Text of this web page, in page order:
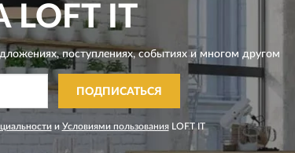
LOFT IT
поступлениях, событиях и многом другом
ПОДПИСАТЬСЯ
и Условиями пользования LOFT IT